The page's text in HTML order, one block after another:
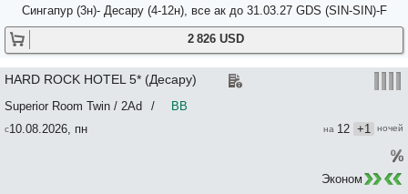
VERDANT HILL 4*
VILLA SAMADHI 5*
W HOTEL KUALA LUMPUR 5*
WYNDHAM SUITES KLCC 5*
Пакет 5*
Пакет Премиум (VIP) 5*
Рекламный тур (Отели, трансферы, питание по программе) отель
Сингапур (3н)- Десару (4-12н), все ак до 31.03.27 GDS (SIN-SIN)-F
2 826 USD
10.08.2026, пн 12 +1
HARD ROCK HOTEL 5* (Десару)
/ BB
Superior Room Twin / 2Ad
Эконом